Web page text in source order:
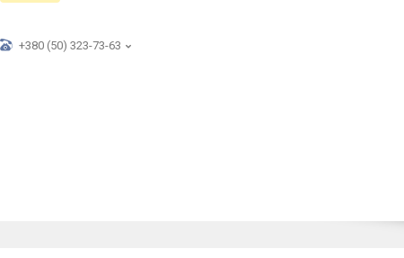
+380 (50) 323-73-63